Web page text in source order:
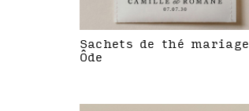
Sachets de thé mariage
Ôde